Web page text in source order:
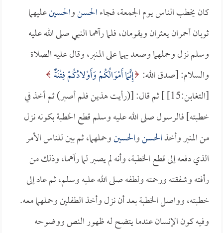
كان يخطب الناس يوم الجمعة، فجاءالحسنوالحسينعليهما
ثوبان أحمران يعثران ويقومان، فلما رآهما النبي صلى الله عليه
وسلم نزل وحملهما وصعد بهما على المنبر، وقال عليه الصلاة
والسلام: [صدق الله: إِنَّمَا أَمْوَالُكُمْ وَأَوْلادُكُمْ فِتْنَةٌ
[التغابن:15] ] ثم قال: [(رأيت هذين فلم أصبر) ثم أخذ في
خطبته] فالرسول صلى الله عليه وسلم قطع الخطبة بكونه نزل
من المنبر وأخذالحسنوالحسينوحملهما، ثم بين للناس الأمر
الذي دفعه إلى قطع الخطبة، وأنه لم يصبر لما رآهما، وذلك من
رأفته وشفقته ورحمته ولطفه صلى الله عليه وسلم، ثم عاد إلى
خطبته، وواصل الخطبة بعد أن نزل وأخذ الطفلين وحملهما معه.
وفيه كون الإنسان عندما يتضح له ظهور النص ووضوحه